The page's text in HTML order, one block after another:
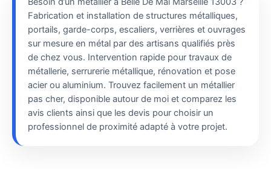
Fabrication et installation de structures métalliques,
portails, garde-corps, escaliers, verrières et ouvrages
sur mesure en métal par des artisans qualifiés près
de chez vous. Intervention rapide pour travaux de
métallerie, serrurerie métallique, rénovation et pose
acier ou aluminium. Trouvez facilement un métallier
pas cher, disponible autour de moi et comparez les
avis clients ainsi que les devis pour choisir un
professionnel de proximité adapté à votre projet.